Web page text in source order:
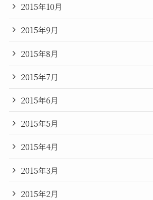
2015年10月
2015年9月
2015年8月
2015年7月
2015年6月
2015年5月
2015年4月
2015年3月
2015年2月